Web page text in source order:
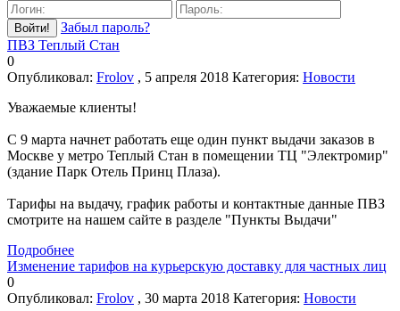
Забыл пароль?
ПВЗ Теплый Стан
0
Опубликовал: Frolov , 5 апреля 2018 Категория: Новости
Уважаемые клиенты!
С 9 марта начнет работать еще один пункт выдачи заказов в
Москве у метро Теплый Стан в помещении ТЦ "Электромир"
(здание Парк Отель Принц Плаза).
Тарифы на выдачу, график работы и контактные данные ПВЗ
смотрите на нашем сайте в разделе "Пункты Выдачи"
Подробнее
Изменение тарифов на курьерскую доставку для частных лиц
0
Опубликовал: Frolov , 30 марта 2018 Категория: Новости